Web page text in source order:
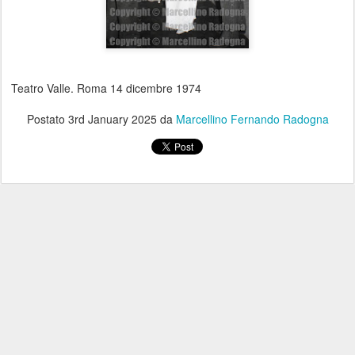
Teatro Valle. Roma 14 dicembre 1974
Postato 3rd January 2025da Marcellino Fernando Radogna